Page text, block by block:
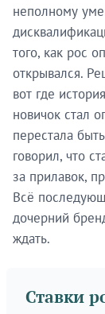
неполному
того, как рос
открывался.
вот где
новичок стал
перестала
говорил, что
за прилавок,
Всё
дочерний
ждать.
Ставки